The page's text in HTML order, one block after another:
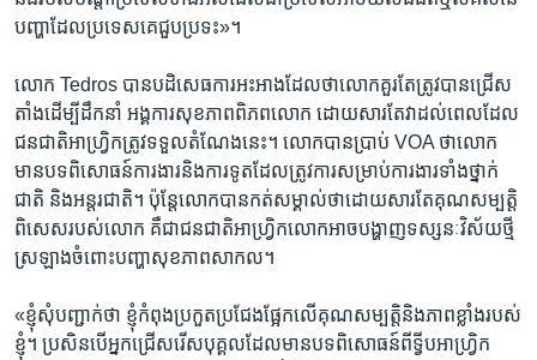
បញ្ហា​ដែល​ប្រទេស​គេ​ជួប​ប្រទះ»។
លោក​ Tedros បាន​បដិសេធ​ការ​អះ​អាង​ដែល​ថា​លោក​គួរ​តែ​ត្រូវ​បាន​ជ្រើស​
តាំង​ដើម្បី​ដឹកនាំ​ អង្គការ​សុខភាព​ពិភពលោក ដោយសារ​តែ​វា​ដល់​ពេលដែល​
ជនជាតិ​អាហ្រ្វិក​ត្រូវ​ទទួល​តំណែង​នេះ។​ លោក​បាន​ប្រាប់ VOA ថា​លោក​
មាន​បទ​ពិសោធន៍​ការងារ​និង​ការ​ទូត​ដែល​ត្រូវ​ការ​សម្រាប់​ការងារ​ទាំង​ថ្នាក់​
ជាតិ ​និង​អន្តរជាតិ។ ប៉ុន្តែ​លោក​បាន​កត់​សម្គាល់​ថា​ដោយសារ​តែ​គុណ​សម្បត្តិ​
ពិសេស​របស់​លោក​ គឺ​ជា​ជនជាតិ​អាហ្រ្វិកលោក​អាច​បង្ហាញ​ទស្សនៈ​វិស័យថ្មី​
ស្រឡាង​ចំពោះ​បញ្ហា​សុខភាព​សាកល។​
«ខ្ញុំ​សុំ​បញ្ជាក់​ថា ​ខ្ញុំ​កំពុង​ប្រកួត​ប្រជែង​ផ្អែក​លើ​គុណ​សម្បត្តិ​និង​ភាព​ខ្លាំង​របស់
ខ្ញុំ។ ប្រសិន​បើ​អ្នក​ជ្រើស​រើស​បុគ្គលដែល​មាន​បទ​ពិសោធន៍​ពី​ទ្វីបអាហ្រ្វិក